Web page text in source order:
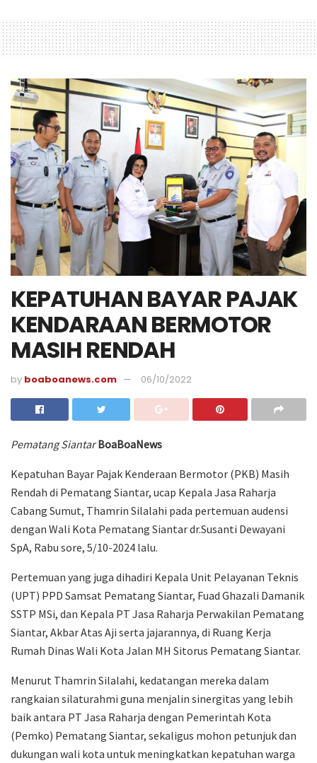
KEPATUHAN BAYAR PAJAK
KENDARAAN BERMOTOR
MASIH RENDAH
by boaboanews.com 06/10/2022
Pematang SiantarBoaBoaNews
Kepatuhan Bayar Pajak Kenderaan Bermotor (PKB) Masih
Rendah di Pematang Siantar, ucap Kepala Jasa Raharja
Cabang Sumut, Thamrin Silalahi pada pertemuan audensi
dengan Wali Kota Pematang Siantar dr.Susanti Dewayani
SpA, Rabu sore, 5/10-2024 lalu.
Pertemuan yang juga dihadiri Kepala Unit Pelayanan Teknis
(UPT) PPD Samsat Pematang Siantar, Fuad Ghazali Damanik
SSTP MSi, dan Kepala PT Jasa Raharja Perwakilan Pematang
Siantar, Akbar Atas Aji serta jajarannya, di Ruang Kerja
Rumah Dinas Wali Kota Jalan MH Sitorus Pematang Siantar.
Menurut Thamrin Silalahi, kedatangan mereka dalam
rangkaian silaturahmi guna menjalin sinergitas yang lebih
baik antara PT Jasa Raharja dengan Pemerintah Kota
(Pemko) Pematang Siantar, sekaligus mohon petunjuk dan
dukungan wali kota untuk meningkatkan kepatuhan warga